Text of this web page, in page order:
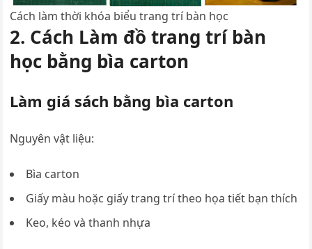
Cách làm thời khóa biểu trang trí bàn học
2. Cách Làm đồ trang trí bàn
học bằng bìa carton
Làm giá sách bằng bìa carton
Nguyên vật liệu:
Bìa carton
Giấy màu hoặc giấy trang trí theo họa tiết bạn thích
Keo, kéo và thanh nhựa